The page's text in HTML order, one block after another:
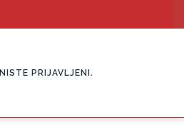
NISTE PRIJAVLJENI.